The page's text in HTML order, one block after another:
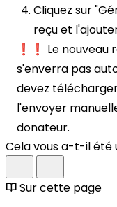
Cliquez sur
reçu et
❗❗ Le
s'enverra pas
devez
l'envoyer
donateur.
Cela vous a-t-il été
Sur cette page